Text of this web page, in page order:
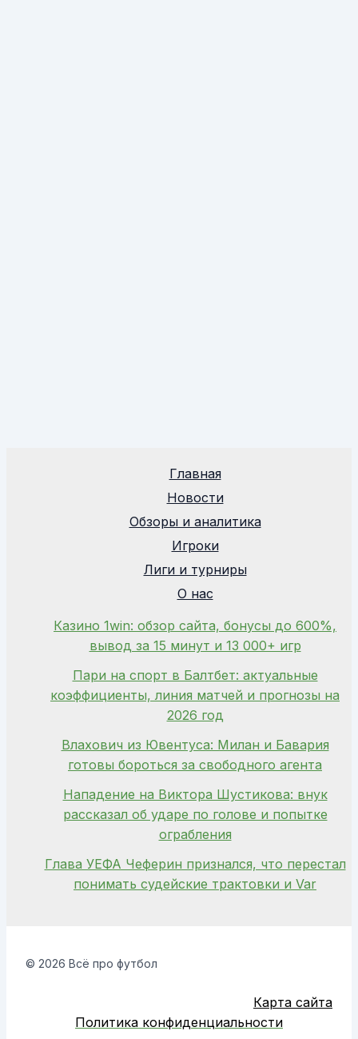
Главная
Новости
Обзоры и аналитика
Игроки
Лиги и турниры
О нас
Казино 1win: обзор сайта, бонусы до 600%,
вывод за 15 минут и 13 000+ игр
Пари на спорт в Балтбет: актуальные
коэффициенты, линия матчей и прогнозы на
2026 год
Влахович из Ювентуса: Милан и Бавария
готовы бороться за свободного агента
Нападение на Виктора Шустикова: внук
рассказал об ударе по голове и попытке
ограбления
Глава УЕФА Чеферин признался, что перестал
понимать судейские трактовки и Var
© 2026 Всё про футбол
Карта сайта
Политика конфиденциальности